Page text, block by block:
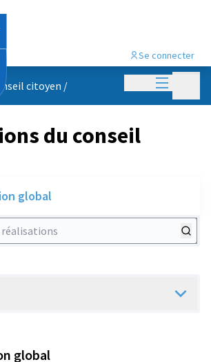
Menu
Se connecter
citoyen /
du conseil
global
global